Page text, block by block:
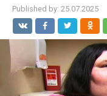
Published by: 25.07.2025